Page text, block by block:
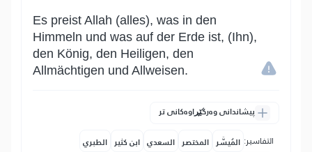
Es preist Allah (alles), was in den
Himmeln und was auf der Erde ist, (Ihn),
den König, den Heiligen, den
Allmächtigen und Allweisen.
پیشاندانی وەرگێڕاوەکانی تر
التفاسير: المُيسَّر المختصر السعدي ابن كثير الطبري